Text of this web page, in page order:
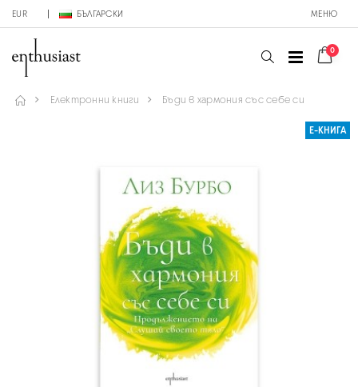
EUR БЪЛГАРСКИ МЕНЮ
0
Електронни книги Бъди в хармония със себе си
Е-КНИГА